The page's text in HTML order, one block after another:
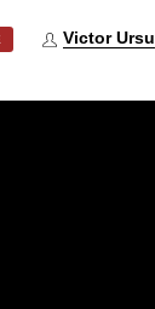
Victor Ursu